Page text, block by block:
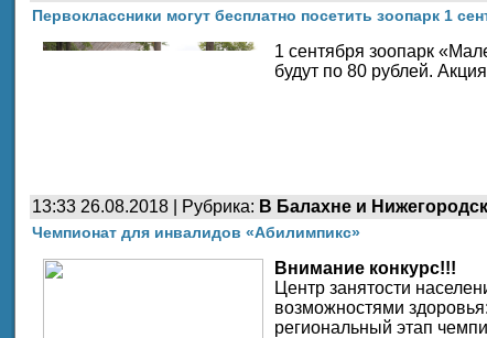
Первоклассники могут бесплатно посетить зоопарк 1
1 сентября зоопарк
будут по 80 рублей.
13:33 26.08.2018 | Рубрика: В Балахне и
Чемпионат для инвалидов «Абилимпикс»
Внимание конкурс!!!
Центр занятости
возможностями
региональный этап